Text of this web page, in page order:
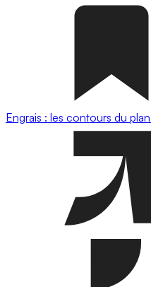
Engrais : les contours du